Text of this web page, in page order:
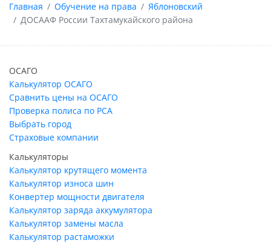
Главная Обучение на права
Яблоновский
ДОСААФ России Тахтамукайского района
ОСАГО
Калькулятор ОСАГО
Сравнить цены на ОСАГО
Проверка полиса по РСА
Выбрать город
Страховые компании
Калькуляторы
Калькулятор крутящего момента
Калькулятор износа шин
Конвертер мощности двигателя
Калькулятор заряда аккумулятора
Калькулятор замены масла
Калькулятор растаможки